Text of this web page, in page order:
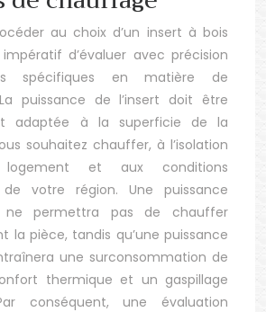
au choix d’un insert à bois
d’évaluer avec précision
spécifiques en matière de
puissance de l’insert doit être
adaptée à la superficie de la
souhaitez chauffer, à l’isolation
et aux conditions
de votre région. Une puissance
ne permettra pas de chauffer
la pièce, tandis qu’une puissance
une surconsommation de
thermique et un gaspillage
conséquent, une évaluation